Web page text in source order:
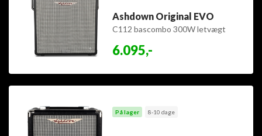
Ashdown Original EVO
C112 bascombo 300W letvægt
6.095,-
På lager 8-10 dage